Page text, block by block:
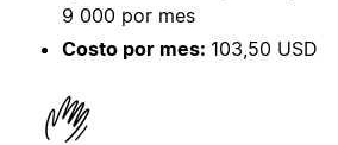
9 000 por mes
Costo por mes: 103,50 USD